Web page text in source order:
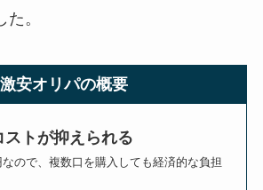
。
激安オリパの概要
ストが抑えられる
なので、複数口を購入しても経済的な負担